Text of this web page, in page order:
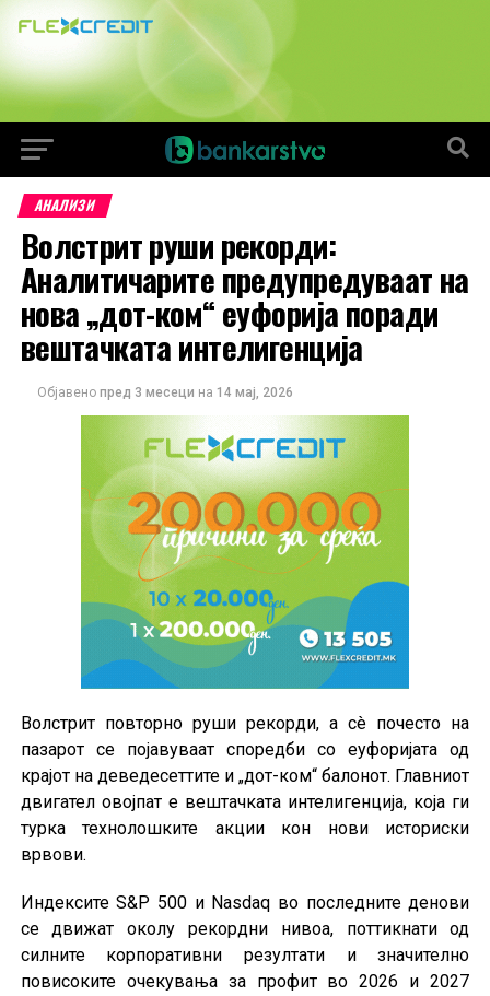
АНАЛИЗИ
Волстрит руши рекорди:
Аналитичарите предупредуваат на
нова „дот-ком“ еуфорија поради
вештачката интелигенција
Објавено пред 3 месеци на 14 мај, 2026
Волстрит повторно руши рекорди, а сè почесто на
пазарот се појавуваат споредби со еуфоријата од
крајот на деведесеттите и „дот-ком“ балонот. Главниот
двигател овојпат е вештачката интелигенција, која ги
турка технолошките акции кон нови историски
врвови.
Индексите S&P 500 и Nasdaq во последните денови
се движат околу рекордни нивоа, поттикнати од
силните корпоративни резултати и значително
повисоките очекувања за профит во 2026 и 2027